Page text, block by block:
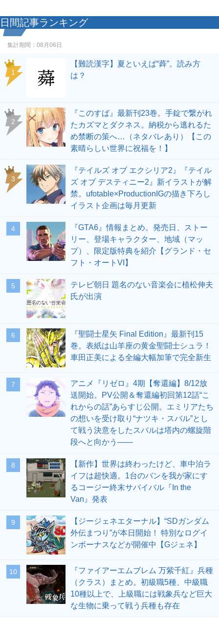
日間記事ランキング
集計期間： 08月06日
1
【難読漢字】夏といえば“蕣”。読み方
は？
2
『このすば』最新刊23巻。手錠で繋がれ
たカズマとダクネス。納税から逃れるた
め禁断の策へ…（ネタバレあり）【この
素晴らしい世界に祝福を！】
3
『テイルズ オブ エクシリア2』『テイル
ズ オブ デスティニー2』新イラストが解
禁。ufotable×ProductionIGの描き下ろし
イラスト企画は毎月更新
4
『GTA6』情報まとめ。発売日、ストー
リー、登場キャラクター、地域（マッ
プ）、限定版特典を紹介【グランド・セ
フト・オートVI】
5
テレビ朝日 題名のない音楽会に植松伸夫
氏が出演
6
『聖闘士星矢 Final Edition』最新刊15
巻。表紙は山羊座の黄金聖闘士シュラ！
車田正美による全編大幅加筆で完全新生
7
アニメ『リゼロ』4期【奪還編】8/12放
送開始。PV公開＆奪還編初回第12話“こ
れからの話”あらすじ公開。エミリアたち
の想いを受け取り“ナツキ・スバル”とし
て戦う決意をしたスバルは塔内の螺旋階
段へと向かう――
8
【新作】世界は終わったけど、車中泊ラ
イフは超快適。1台のバンを我が家にす
るコージー終末サバイバル『In the
Van』発表
9
【ジージェネエターナル】“SDガンダム
外伝まつり”が本日開始！ 特別なログイ
ンボーナスなどが開催中【Gジェネ】
10
『ファイアーエムブレム 万紫千紅』兵種
（クラス）まとめ。初級職5種、中級職
10種以上で、上級職には戦象兵など巨大
な生物に乗って戦う兵種も存在